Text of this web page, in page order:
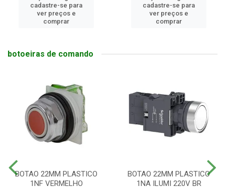
cadastre-se para
ver preços e
comprar
cadastre-se para
ver preços e
comprar
botoeiras de comando
BOTAO 22MM PLASTICO
1NF VERMELHO
BOTAO 22MM PLASTICO
1NA ILUMI 220V BR